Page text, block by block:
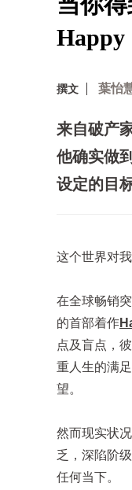
Happy
撰文 葉怡
来自破产
他确实做
设定的目
这个世界对
在全球畅销
的首部着作
点及盲点，
重人生的满
望。
然而现实状
乏，深陷阶
任何当下。